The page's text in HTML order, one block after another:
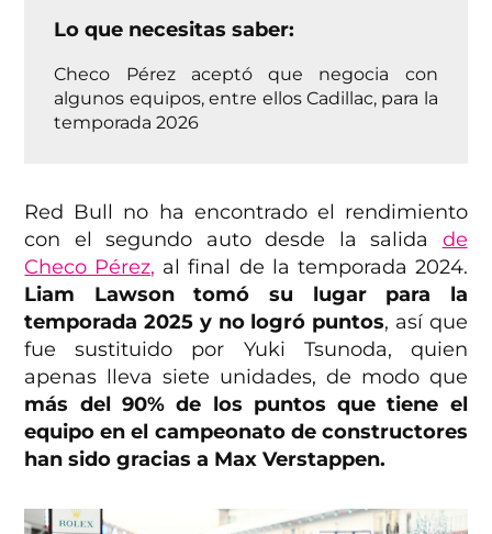
Lo que necesitas saber:
Checo Pérez aceptó que negocia con
algunos equipos, entre ellos Cadillac, para la
temporada 2026
Red Bull no ha encontrado el rendimiento
con el segundo auto desde la salida de
Checo Pérez, al final de la temporada 2024.
Liam Lawson tomó su lugar para la
temporada 2025 y no logró puntos, así que
fue sustituido por Yuki Tsunoda, quien
apenas lleva siete unidades, de modo que
más del 90% de los puntos que tiene el
equipo en el campeonato de constructores
han sido gracias a Max Verstappen.